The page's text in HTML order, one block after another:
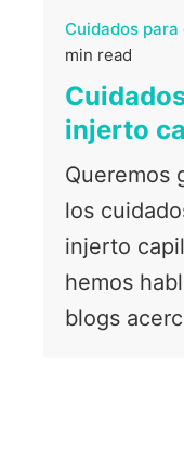
Cuidados para
min read
injerto
Queremos
los
injerto
hemos
blogs